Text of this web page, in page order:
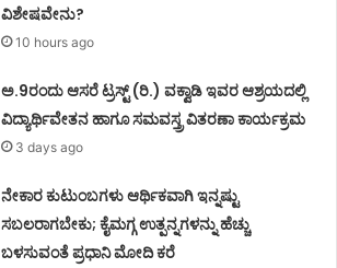
ವಿಶೇಷವೇನು?
10 hours ago
ಅ.9ರಂದು ಆಸರೆ ಟ್ರಸ್ಟ್ (ರಿ.) ವಕ್ವಾಡಿ ಇವರ ಆಶ್ರಯದಲ್ಲಿ
ವಿದ್ಯಾರ್ಥಿವೇತನ ಹಾಗೂ ಸಮವಸ್ತ್ರ ವಿತರಣಾ ಕಾರ್ಯಕ್ರಮ
3 days ago
ನೇಕಾರ ಕುಟುಂಬಗಳು ಆರ್ಥಿಕವಾಗಿ ಇನ್ನಷ್ಟು
ಸಬಲರಾಗಬೇಕು; ಕೈಮಗ್ಗ ಉತ್ಪನ್ನಗಳನ್ನು ಹೆಚ್ಚು
ಬಳಸುವಂತೆ ಪ್ರಧಾನಿ ಮೋದಿ ಕರೆ